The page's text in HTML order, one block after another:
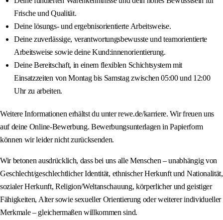
Frische und Qualität.
Deine lösungs- und ergebnisorientierte Arbeitsweise.
Deine zuverlässige, verantwortungsbewusste und teamorientierte
Arbeitsweise sowie deine Kund:innenorientierung.
Deine Bereitschaft, in einem flexiblen Schichtsystem mit
Einsatzzeiten von Montag bis Samstag zwischen 05:00 und 12:00
Uhr zu arbeiten.
Weitere Informationen erhältst du unter rewe.de/karriere. Wir freuen uns
auf deine Online-Bewerbung. Bewerbungsunterlagen in Papierform
können wir leider nicht zurücksenden.
Wir betonen ausdrücklich, dass bei uns alle Menschen – unabhängig von
Geschlecht/geschlechtlicher Identität, ethnischer Herkunft und Nationalität,
sozialer Herkunft, Religion/Weltanschauung, körperlicher und geistiger
Fähigkeiten, Alter sowie sexueller Orientierung oder weiterer individueller
Merkmale – gleichermaßen willkommen sind.